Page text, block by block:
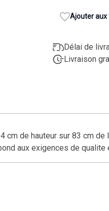
Ajouter aux
Délai de
Livraison
de hauteur sur 83 cm
aux exigences de